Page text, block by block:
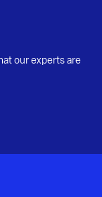
our experts are